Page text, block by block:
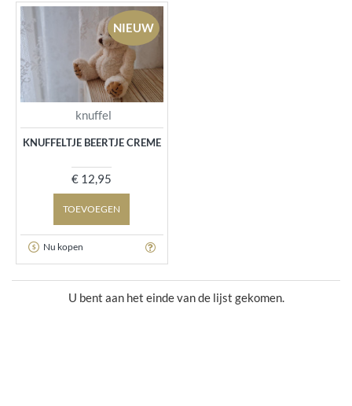
NIEUW
knuffel
KNUFFELTJE BEERTJE CREME
€ 12,95
TOEVOEGEN
Nu kopen
U bent aan het einde van de lijst gekomen.